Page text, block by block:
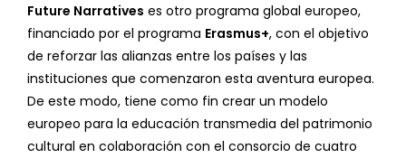
Future Narratives es otro programa global europeo,
financiado por el programa Erasmus+, con el objetivo
de reforzar las alianzas entre los países y las
instituciones que comenzaron esta aventura europea.
De este modo, tiene como fin crear un modelo
europeo para la educación transmedia del patrimonio
cultural en colaboración con el consorcio de cuatro